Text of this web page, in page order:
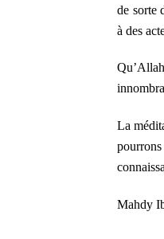
de sorte
à des
La
Mahdy